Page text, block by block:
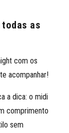
as
com os
acompanhar!
a dica: o midi
comprimento
sem